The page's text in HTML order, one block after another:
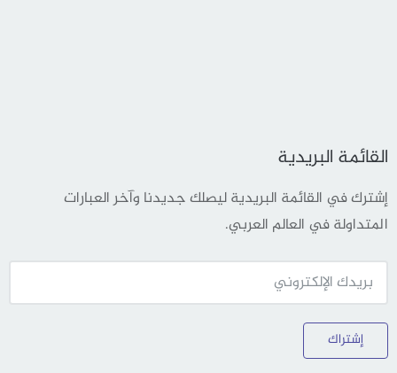
القائمة البريدية
إشترك في القائمة البريدية ليصلك جديدنا وآخر العبارات
المتداولة في العالم العربي.
إشتراك